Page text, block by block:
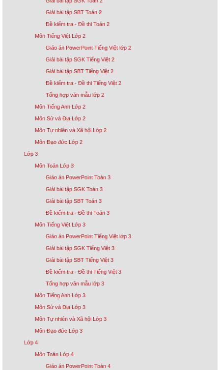
Giải bài tập SBT Toán 2
Đề kiểm tra - Đề thi Toán 2
Môn Tiếng Việt Lớp 2
Giáo án PowerPoint Tiếng Việt lớp 2
Giải bài tập SGK Tiếng Việt 2
Giải bài tập SBT Tiếng Việt 2
Đề kiểm tra - Đề thi Tiếng Việt 2
Tổng hợp văn mẫu lớp 2
Môn Tiếng Anh Lớp 2
Môn Sử và Địa Lớp 2
Môn Tự nhiên và Xã hội Lớp 2
Môn Đạo đức Lớp 2
Lớp 3
Môn Toán Lớp 3
Giáo án PowerPoint Toán 3
Giải bài tập SGK Toán 3
Giải bài tập SBT Toán 3
Đề kiểm tra - Đề thi Toán 3
Môn Tiếng Việt Lớp 3
Giáo án PowerPoint Tiếng Việt lớp 3
Giải bài tập SGK Tiếng Việt 3
Giải bài tập SBT Tiếng Việt 3
Đề kiểm tra - Đề thi Tiếng Việt 3
Tổng hợp văn mẫu lớp 3
Môn Tiếng Anh Lớp 3
Môn Sử và Địa Lớp 3
Môn Tự nhiên và Xã hội Lớp 3
Môn Đạo đức Lớp 3
Lớp 4
Môn Toán Lớp 4
Giáo án PowerPoint Toán 4